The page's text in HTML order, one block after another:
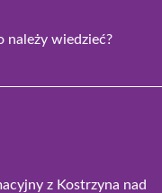
należy wiedzieć?
z Kostrzyna nad